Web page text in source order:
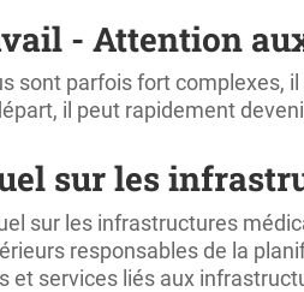
- Attention
sont parfois fort complexes,
il peut rapidement
sur les
sur les infrastructures
responsables de la
et services liés aux